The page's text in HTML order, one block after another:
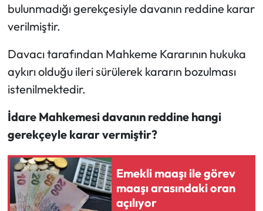
bulunmadığı gerekçesiyle davanın reddine karar
verilmiştir.
Davacı tarafından Mahkeme Kararının hukuka
aykırı olduğu ileri sürülerek kararın bozulması
istenilmektedir.
İdare Mahkemesi davanın reddine hangi
gerekçeyle karar vermiştir?
Emekli maaşı ile görev
maaşı arasındaki oran
açılıyor